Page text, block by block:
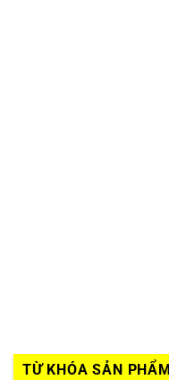
TỪ KHÓA SẢN PHẨM